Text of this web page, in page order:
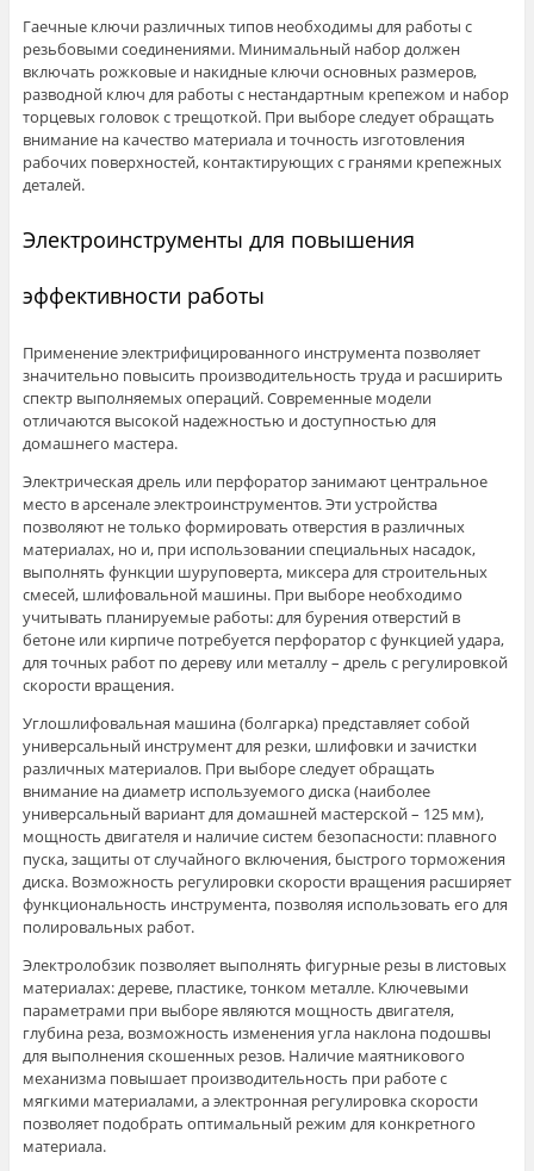
Гаечные ключи различных типов необходимы для работы с
резьбовыми соединениями. Минимальный набор должен
включать рожковые и накидные ключи основных размеров,
разводной ключ для работы с нестандартным крепежом и набор
торцевых головок с трещоткой. При выборе следует обращать
внимание на качество материала и точность изготовления
рабочих поверхностей, контактирующих с гранями крепежных
деталей.
Электроинструменты для повышения
эффективности работы
Применение электрифицированного инструмента позволяет
значительно повысить производительность труда и расширить
спектр выполняемых операций. Современные модели
отличаются высокой надежностью и доступностью для
домашнего мастера.
Электрическая дрель или перфоратор занимают центральное
место в арсенале электроинструментов. Эти устройства
позволяют не только формировать отверстия в различных
материалах, но и, при использовании специальных насадок,
выполнять функции шуруповерта, миксера для строительных
смесей, шлифовальной машины. При выборе необходимо
учитывать планируемые работы: для бурения отверстий в
бетоне или кирпиче потребуется перфоратор с функцией удара,
для точных работ по дереву или металлу – дрель с регулировкой
скорости вращения.
Углошлифовальная машина (болгарка) представляет собой
универсальный инструмент для резки, шлифовки и зачистки
различных материалов. При выборе следует обращать
внимание на диаметр используемого диска (наиболее
универсальный вариант для домашней мастерской – 125 мм),
мощность двигателя и наличие систем безопасности: плавного
пуска, защиты от случайного включения, быстрого торможения
диска. Возможность регулировки скорости вращения расширяет
функциональность инструмента, позволяя использовать его для
полировальных работ.
Электролобзик позволяет выполнять фигурные резы в листовых
материалах: дереве, пластике, тонком металле. Ключевыми
параметрами при выборе являются мощность двигателя,
глубина реза, возможность изменения угла наклона подошвы
для выполнения скошенных резов. Наличие маятникового
механизма повышает производительность при работе с
мягкими материалами, а электронная регулировка скорости
позволяет подобрать оптимальный режим для конкретного
материала.